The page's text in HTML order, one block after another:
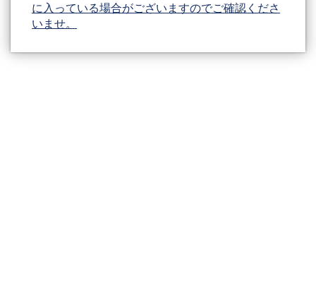
に入っている場合がございますのでご確認くださ
いませ。